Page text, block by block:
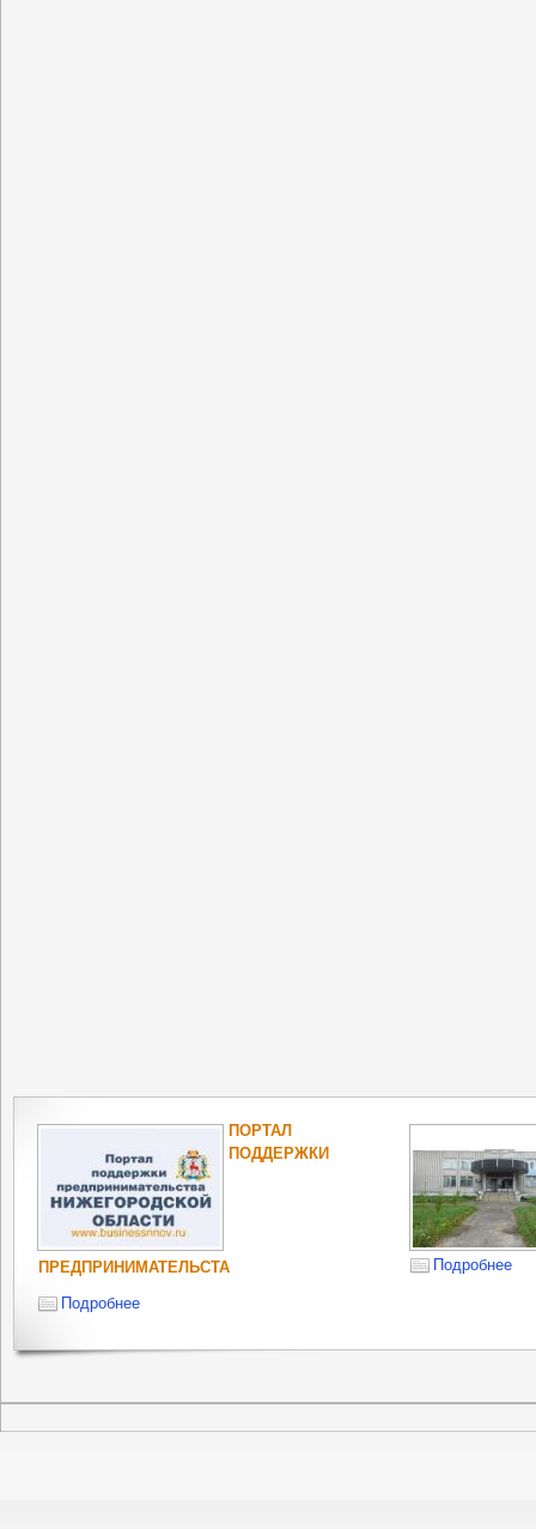
ПОРТАЛ
ПОДДЕРЖКИ
ПРЕДПРИНИМАТЕЛЬСТА
Подробнее
Подробнее